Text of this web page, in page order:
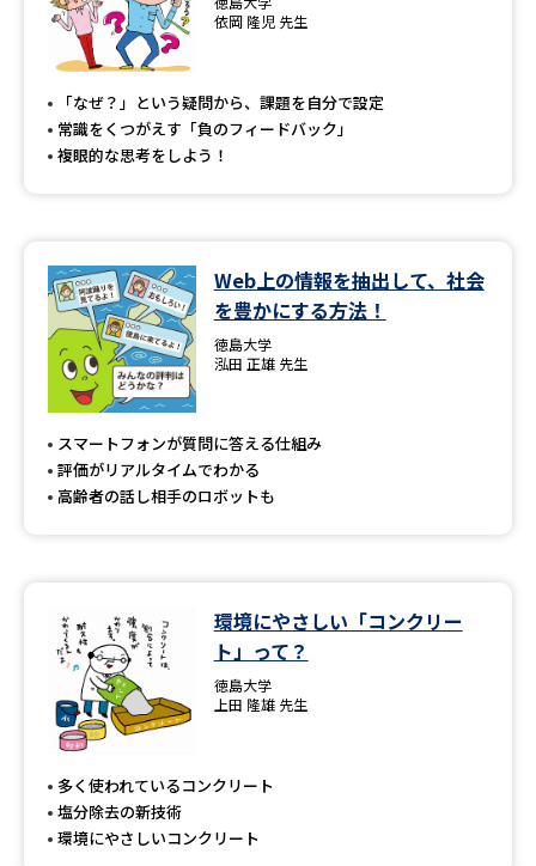
依岡 隆児 先生
「なぜ？」という疑問から、課題を自分で設定
常識をくつがえす「負のフィードバック」
複眼的な思考をしよう！
Web上の情報を抽出して、社会
を豊かにする方法！
徳島大学
泓田 正雄 先生
スマートフォンが質問に答える仕組み
評価がリアルタイムでわかる
高齢者の話し相手のロボットも
環境にやさしい「コンクリー
ト」って？
徳島大学
上田 隆雄 先生
多く使われているコンクリート
塩分除去の新技術
環境にやさしいコンクリート